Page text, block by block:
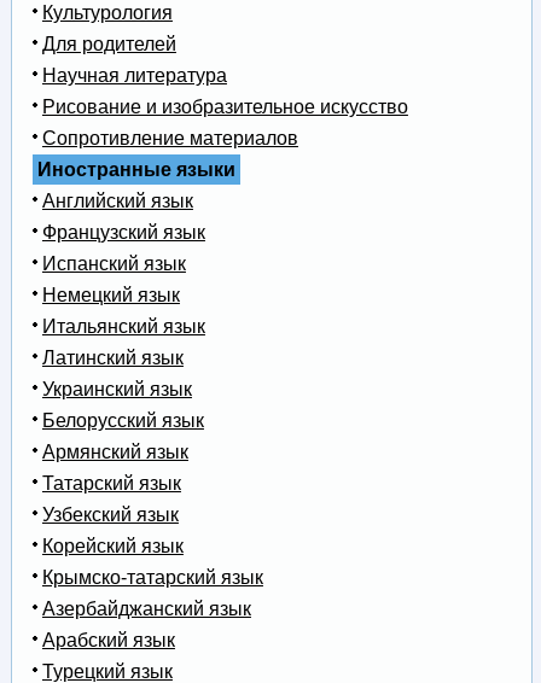
Культурология
Для родителей
Научная литература
Рисование и изобразительное искусство
Сопротивление материалов
Иностранные языки
Английский язык
Французский язык
Испанский язык
Немецкий язык
Итальянский язык
Латинский язык
Украинский язык
Белорусский язык
Армянский язык
Татарский язык
Узбекский язык
Корейский язык
Крымско-татарский язык
Азербайджанский язык
Арабский язык
Турецкий язык